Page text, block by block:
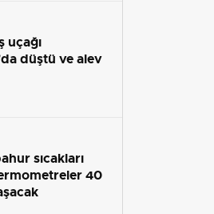
uçağı
düştü ve alev
sıcakları
40